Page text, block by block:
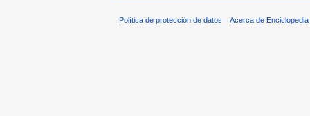
Política de protección de datos Acerca de